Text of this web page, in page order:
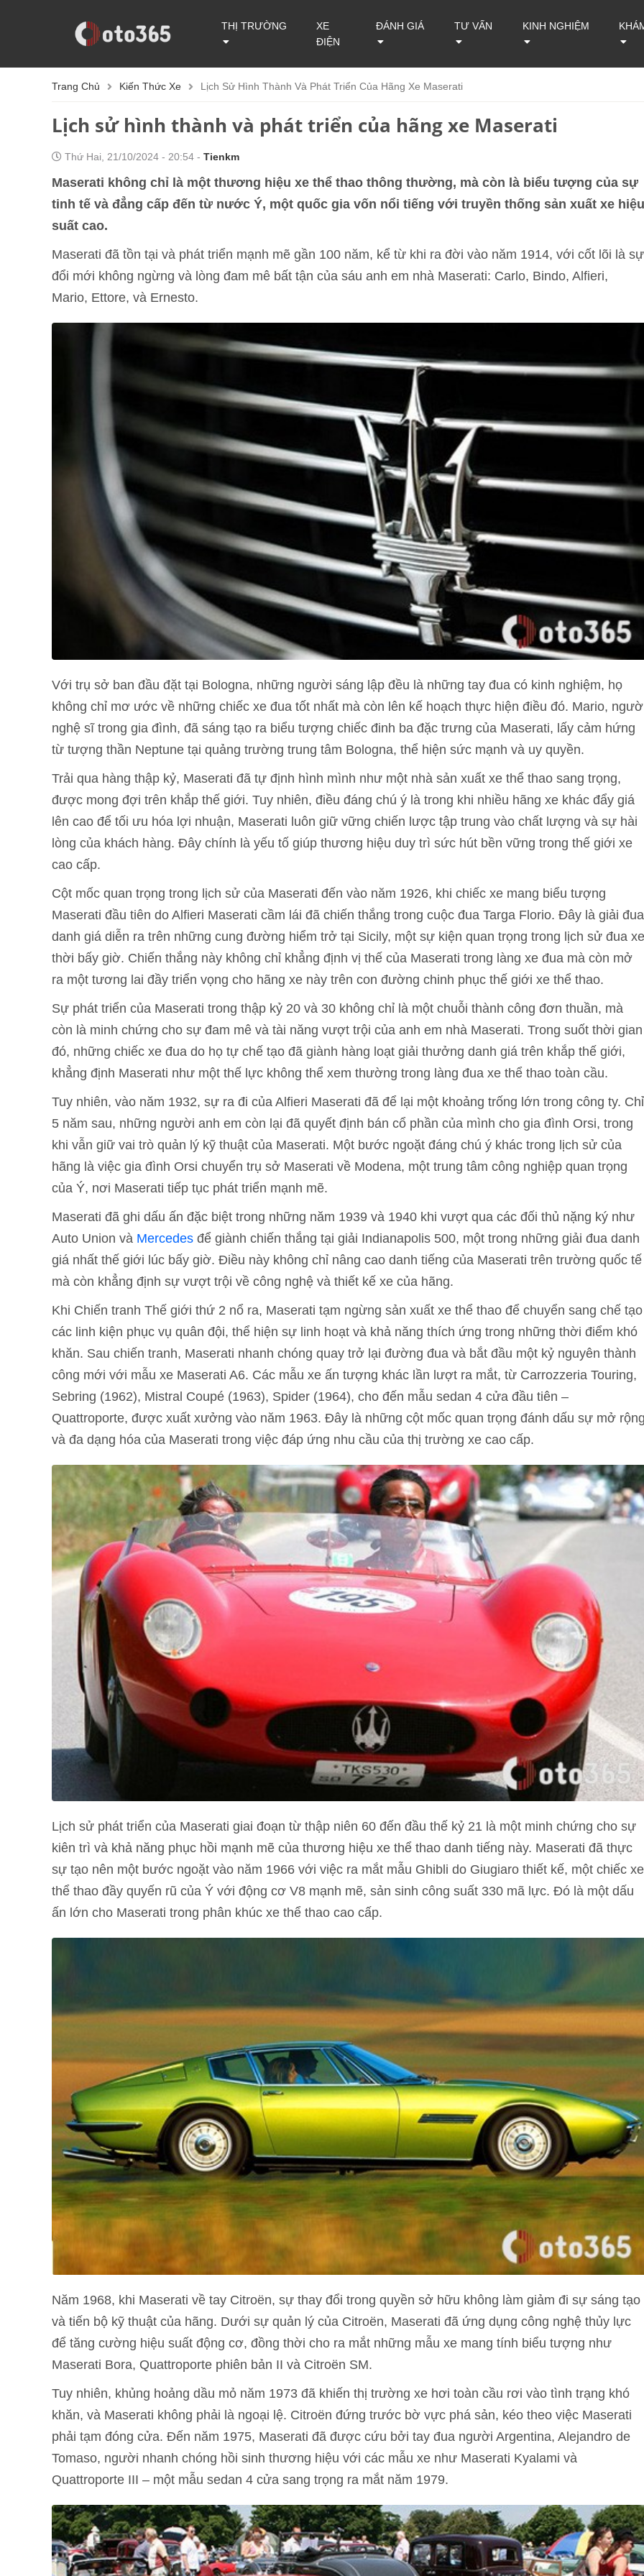
THỊ TRƯỜNG
XE
ĐIỆN
ĐÁNH GIÁ TƯ VẤN KINH NGHIỆM
Trang Chủ Kiến Thức Xe Lịch Sử Hình Thành Và Phát Triển Của Hãng Xe Maserati
Lịch sử hình thành và phát triển của hãng xe Maserati
Thứ Hai, 21/10/2024 - 20:54 - Tienkm
Maserati không chỉ là một thương hiệu xe thể thao thông thường, mà còn là biểu tượng của sự
tinh tế và đẳng cấp đến từ nước Ý, một quốc gia vốn nổi tiếng với truyền thống sản xuất xe hiệu
suất cao.
Maserati đã tồn tại và phát triển mạnh mẽ gần 100 năm, kể từ khi ra đời vào năm 1914, với cốt lõi là sự
đổi mới không ngừng và lòng đam mê bất tận của sáu anh em nhà Maserati: Carlo, Bindo, Alfieri,
Mario, Ettore, và Ernesto.
Với trụ sở ban đầu đặt tại Bologna, những người sáng lập đều là những tay đua có kinh nghiệm, họ
không chỉ mơ ước về những chiếc xe đua tốt nhất mà còn lên kế hoạch thực hiện điều đó. Mario,
nghệ sĩ trong gia đình, đã sáng tạo ra biểu tượng chiếc đinh ba đặc trưng của Maserati, lấy cảm hứng
từ tượng thần Neptune tại quảng trường trung tâm Bologna, thể hiện sức mạnh và uy quyền.
Trải qua hàng thập kỷ, Maserati đã tự định hình mình như một nhà sản xuất xe thể thao sang trọng,
được mong đợi trên khắp thế giới. Tuy nhiên, điều đáng chú ý là trong khi nhiều hãng xe khác đẩy giá
lên cao để tối ưu hóa lợi nhuận, Maserati luôn giữ vững chiến lược tập trung vào chất lượng và sự hài
lòng của khách hàng. Đây chính là yếu tố giúp thương hiệu duy trì sức hút bền vững trong thế giới xe
cao cấp.
Cột mốc quan trọng trong lịch sử của Maserati đến vào năm 1926, khi chiếc xe mang biểu tượng
Maserati đầu tiên do Alfieri Maserati cầm lái đã chiến thắng trong cuộc đua Targa Florio. Đây là giải đua
danh giá diễn ra trên những cung đường hiểm trở tại Sicily, một sự kiện quan trọng trong lịch sử đua xe
thời bấy giờ. Chiến thắng này không chỉ khẳng định vị thế của Maserati trong làng xe đua mà còn mở
ra một tương lai đầy triển vọng cho hãng xe này trên con đường chinh phục thế giới xe thể thao.
Sự phát triển của Maserati trong thập kỷ 20 và 30 không chỉ là một chuỗi thành công đơn thuần, mà
còn là minh chứng cho sự đam mê và tài năng vượt trội của anh em nhà Maserati. Trong suốt thời gian
đó, những chiếc xe đua do họ tự chế tạo đã giành hàng loạt giải thưởng danh giá trên khắp thế giới,
khẳng định Maserati như một thế lực không thể xem thường trong làng đua xe thể thao toàn cầu.
Tuy nhiên, vào năm 1932, sự ra đi của Alfieri Maserati đã để lại một khoảng trống lớn trong công ty. Chỉ
5 năm sau, những người anh em còn lại đã quyết định bán cổ phần của mình cho gia đình Orsi, trong
khi vẫn giữ vai trò quản lý kỹ thuật của Maserati. Một bước ngoặt đáng chú ý khác trong lịch sử của
hãng là việc gia đình Orsi chuyển trụ sở Maserati về Modena, một trung tâm công nghiệp quan trọng
của Ý, nơi Maserati tiếp tục phát triển mạnh mẽ.
Maserati đã ghi dấu ấn đặc biệt trong những năm 1939 và 1940 khi vượt qua các đối thủ nặng ký như
Auto Union và Mercedes để giành chiến thắng tại giải Indianapolis 500, một trong những giải đua danh
giá nhất thế giới lúc bấy giờ. Điều này không chỉ nâng cao danh tiếng của Maserati trên trường quốc tế
mà còn khẳng định sự vượt trội về công nghệ và thiết kế xe của hãng.
Khi Chiến tranh Thế giới thứ 2 nổ ra, Maserati tạm ngừng sản xuất xe thể thao để chuyển sang chế tạo
các linh kiện phục vụ quân đội, thể hiện sự linh hoạt và khả năng thích ứng trong những thời điểm khó
khăn. Sau chiến tranh, Maserati nhanh chóng quay trở lại đường đua và bắt đầu một kỷ nguyên thành
công mới với mẫu xe Maserati A6. Các mẫu xe ấn tượng khác lần lượt ra mắt, từ Carrozzeria Touring,
Sebring (1962), Mistral Coupé (1963), Spider (1964), cho đến mẫu sedan 4 cửa đầu tiên –
Quattroporte, được xuất xưởng vào năm 1963. Đây là những cột mốc quan trọng đánh dấu sự mở
và đa dạng hóa của Maserati trong việc đáp ứng nhu cầu của thị trường xe cao cấp.
Lịch sử phát triển của Maserati giai đoạn từ thập niên 60 đến đầu thế kỷ 21 là một minh chứng cho sự
kiên trì và khả năng phục hồi mạnh mẽ của thương hiệu xe thể thao danh tiếng này. Maserati đã thực
sự tạo nên một bước ngoặt vào năm 1966 với việc ra mắt mẫu Ghibli do Giugiaro thiết kế, một chiếc xe
thể thao đầy quyến rũ của Ý với động cơ V8 mạnh mẽ, sản sinh công suất 330 mã lực. Đó là một dấu
ấn lớn cho Maserati trong phân khúc xe thể thao cao cấp.
Năm 1968, khi Maserati về tay Citroën, sự thay đổi trong quyền sở hữu không làm giảm đi sự sáng tạo
và tiến bộ kỹ thuật của hãng. Dưới sự quản lý của Citroën, Maserati đã ứng dụng công nghệ thủy lực
để tăng cường hiệu suất động cơ, đồng thời cho ra mắt những mẫu xe mang tính biểu tượng như
Maserati Bora, Quattroporte phiên bản II và Citroën SM.
Tuy nhiên, khủng hoảng dầu mỏ năm 1973 đã khiến thị trường xe hơi toàn cầu rơi vào tình trạng khó
khăn, và Maserati không phải là ngoại lệ. Citroën đứng trước bờ vực phá sản, kéo theo việc Maserati
phải tạm đóng cửa. Đến năm 1975, Maserati đã được cứu bởi tay đua người Argentina, Alejandro de
Tomaso, người nhanh chóng hồi sinh thương hiệu với các mẫu xe như Maserati Kyalami và
Quattroporte III – một mẫu sedan 4 cửa sang trọng ra mắt năm 1979.